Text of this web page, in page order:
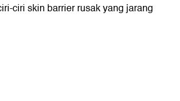
ciri skin barrier rusak yang jarang